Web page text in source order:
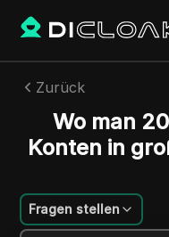
Zurück
Wo man
Konten in
Fragen stellen